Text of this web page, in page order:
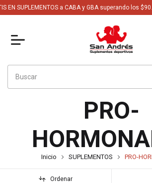
SUPLEMENTOS a CABA y GBA superando los $90.000
PRO-
Inicio SUPLEMENTOS PRO-
Ordenar